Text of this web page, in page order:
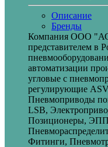
Описание
Бренды
Компания ООО
представителем в
автоматизации
угловые с
регулирующие
Пневмоприводы
LSB,
Позиционеры, ЭПП
Фитинги,